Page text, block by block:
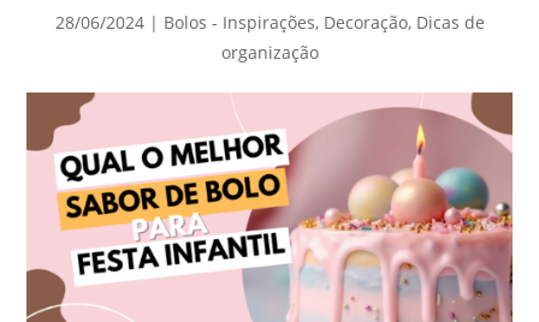
28/06/2024| Bolos - Inspirações, Decoração, Dicas de
organização